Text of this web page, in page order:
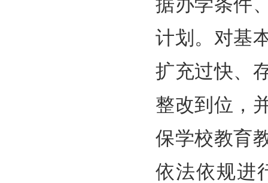
计划。对基
扩充过快、
整改到位，
保学校教育
依法依规进